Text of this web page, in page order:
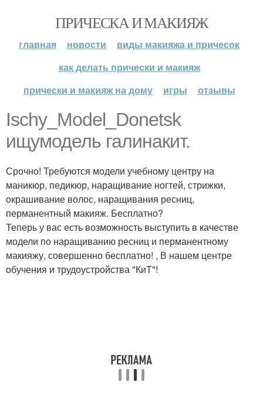
ПРИЧЕСКА И МАКИЯЖ
главная новости
виды макияжа и причесок
как делать прически и макияж
прически и макияж на дому
игры отзывы
Ischy_Model_Donetsk
ищумодель галинакит.
Срочно! Требуются модели учебному центру на
маникюр, педикюр, наращивание ногтей, стрижки,
окрашивание волос, наращивания ресниц,
перманентный макияж. Бесплатно?
Теперь у вас есть возможность выступить в качестве
модели по наращиванию ресниц и перманентному
макияжу, совершенно бесплатно! , В нашем центре
обучения и трудоустройства "КиТ"!